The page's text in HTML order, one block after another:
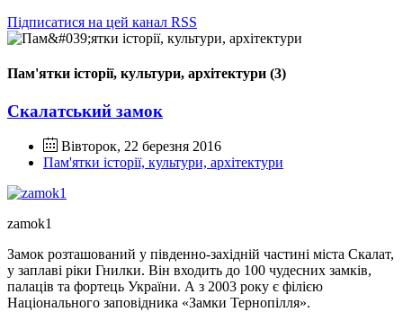
Підписатися на цей канал RSS
Пам'ятки історії, культури, архітектури (3)
Скалатський замок
Вівторок, 22 березня 2016
Пам'ятки історії, культури, архітектури
zamok1
Замок розташований у південно-західній частині міста Скалат,
у заплаві ріки Гнилки. Він входить до 100 чудесних замків,
палаців та фортець України. А з 2003 року є філією
Національного заповідника «Замки Тернопілля».